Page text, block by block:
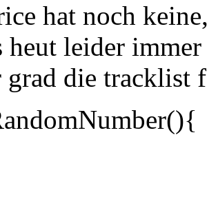
hat noch
heut leider
grad die tracklist